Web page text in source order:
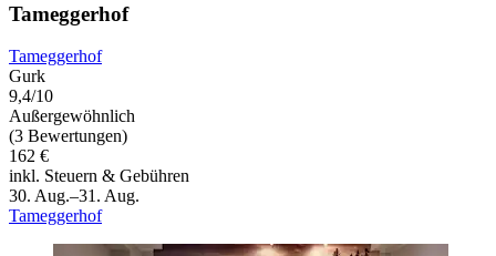
Tameggerhof
Tameggerhof
Gurk
9,4/10
Außergewöhnlich
(3 Bewertungen)
162 €
inkl. Steuern & Gebühren
30. Aug.–31. Aug.
Tameggerhof